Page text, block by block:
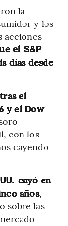
la
y los
acciones
el S&P
días desde
el
y el Dow
con los
cayendo
cayó en
años,
sobre las